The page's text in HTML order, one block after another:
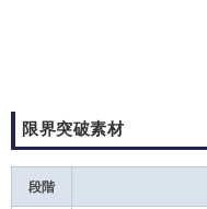
限界突破素材
段階